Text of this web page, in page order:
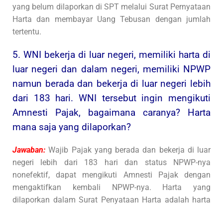
yang belum dilaporkan di SPT melalui Surat Pernyataan
Harta dan membayar Uang Tebusan dengan jumlah
tertentu.
5. WNI bekerja di luar negeri, memiliki harta di
luar negeri dan dalam negeri, memiliki NPWP
namun berada dan bekerja di luar negeri lebih
dari 183 hari. WNI tersebut ingin mengikuti
Amnesti Pajak, bagaimana caranya? Harta
mana saja yang dilaporkan?
Jawaban: Wajib Pajak yang berada dan bekerja di luar
negeri lebih dari 183 hari dan status NPWP-nya
nonefektif, dapat mengikuti Amnesti Pajak dengan
mengaktifkan kembali NPWP-nya. Harta yang
dilaporkan dalam Surat Penyataan Harta adalah harta